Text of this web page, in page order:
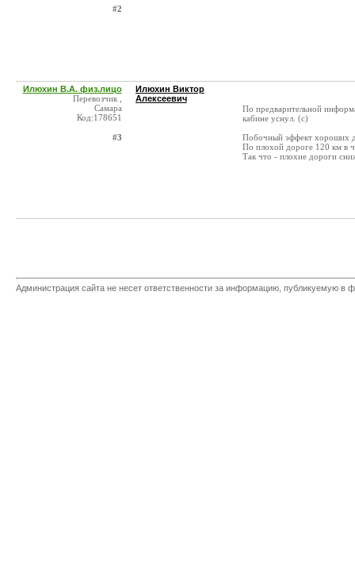
#2
Илюхин В.А. физ.лицо
Перевозчик ,
Самара
Код:178651
#3
Илюхин Виктор
Алексеевич
По предварительной
кабине уснул. (с)
Побочный эффект хороших
По плохой дороге 120 км в
Так что - плохие дороги
Администрация сайта не несет ответственности за информацию, публикуемую